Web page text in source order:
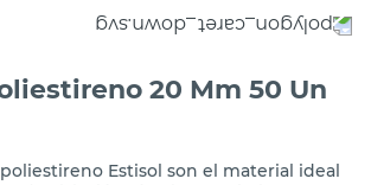
20 Mm 50 Un
Estisol son el material ideal